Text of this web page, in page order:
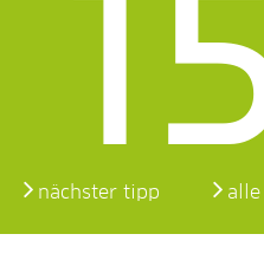
15
nächster tipp alle